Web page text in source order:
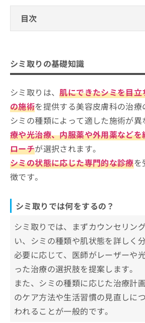
目次
シミ取りを検討する目安
シミ取りを受けるクリニック
ばいい？
シミ取りを受けるクリニック
にチェックする4つのポイン
そもそもシミってなに？シミ
かりやすい紹介もあり！
宮崎県で評判のシミ取りにお
クリニック5選
中野医院
たなか内科
【シミ取りの基礎知識】これ
取りの施術を検討しよう！
シミってなに？シミについて
識
1．シミとは
2．シミ発症のメカニズム
シミの5つの種類＆それぞれ
術
シミ取りの基礎知識
シミ取りは、肌にできたシミを目
の施術を提供する美容皮膚科の治療
シミの種類によって適した施術が異
療や光治療、内服薬や外用薬など
ローチが選択されます。
シミの状態に応じた専門的な診療を
徴です。
シミ取りでは何をするの？
シミ取りでは、まずカウンセリン
い、シミの種類や肌状態を詳しく
必要に応じて、医師がレーザーや
った治療の選択肢を提案します。
また、シミの種類に応じた治療計
のケア方法や生活習慣の見直しに
われることが一般的です。
相談
はで
きま
承く
ださ
申
み
は
ち
掲
載
情
報
の
修
正
こ
ら
そ
の
他
の
お
問
い
合
請
ら
料
情
報
拡
充
の
お
申
し
込
は
こ
ち
ら